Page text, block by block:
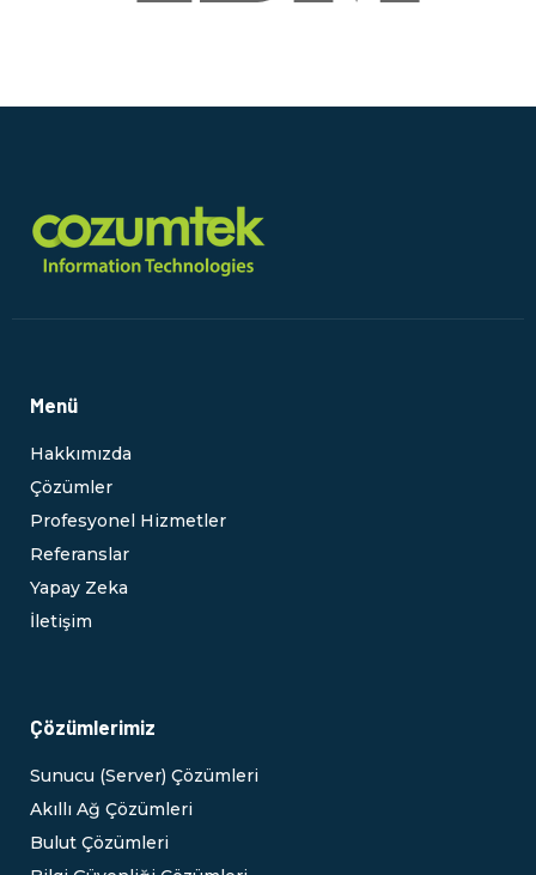
Menü
Hakkımızda
Çözümler
Profesyonel Hizmetler
Referanslar
Yapay Zeka
İletişim
Çözümlerimiz
Sunucu (Server) Çözümleri
Akıllı Ağ Çözümleri
Bulut Çözümleri